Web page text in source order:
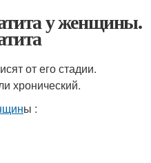
у женщины.
от его стадии.
хронический.
ы :